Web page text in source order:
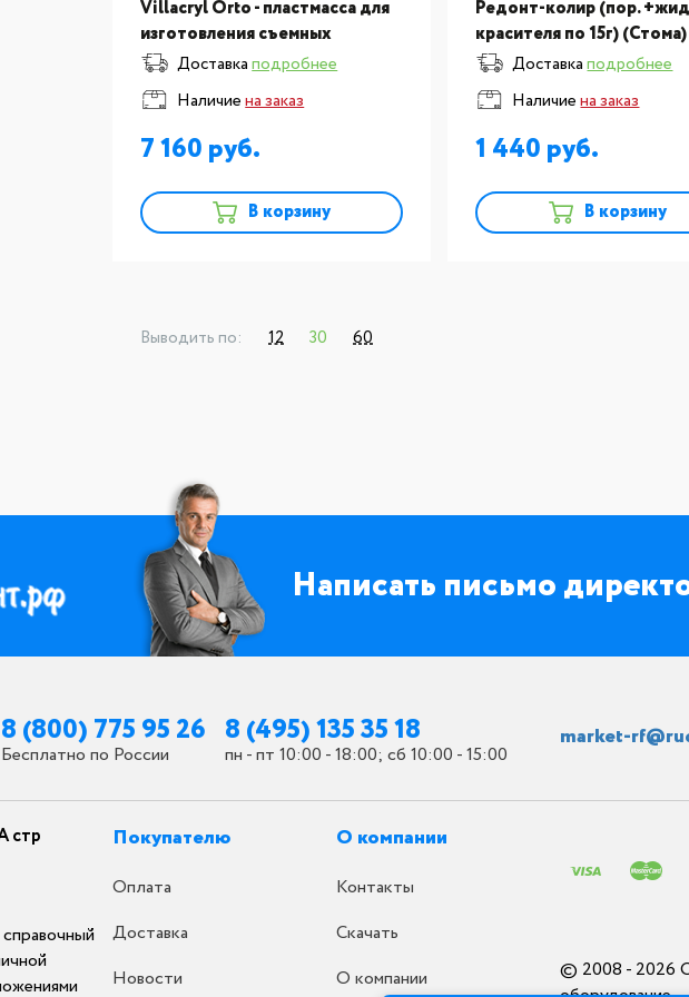
Villacryl Orto - пластмасса для
изготовления съемных
ортодонтических аппаратов
Доставкаподробнее
Наличиена заказ
7 160
В корзину
Редонт-колир (пор.
красителя по 15г) (Стома)
Доставкаподробнее
Наличиена заказ
1 440
В корзину
Выводить по: 12 30 60
Написать письмо
8 (800) 775 95 26
Бесплатно по России
8 (495) 135 35 18
пн - пт 10:00 - 18:00; сб 10:00 - 15:00
market-
стр
Покупателю
Оплата
Доставка
Новости
О компании
Контакты
Скачать
О компании
© 2008 - 2026